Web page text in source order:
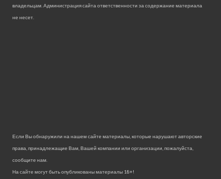
владельцам. Администрация сайта ответственности за содержание материала
не несет.
Если Вы обнаружили на нашем сайте материалы, которые нарушают авторские
права, принадлежащие Вам, Вашей компании или организации, пожалуйста,
сообщите нам.
На сайте могут быть опубликованы материалы 18+!